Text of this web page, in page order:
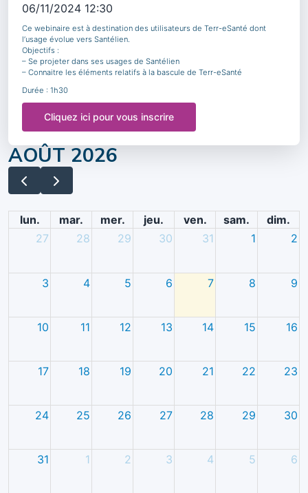
06/11/2024 12:30
Ce webinaire est à destination des utilisateurs de Terr-eSanté dont
l’usage évolue vers Santélien.
Objectifs :
– Se projeter dans ses usages de Santélien
– Connaitre les éléments relatifs à la bascule de Terr-eSanté
Durée : 1h30
Cliquez ici pour vous inscrire
AOÛT 2026
lun. mar. mer. jeu. ven. sam.
dim.
27
28 29 30 31 1 2
3 4 5 6 7 8 9
10 11 12 13 14 15 16
17 18 19 20 21 22 23
24 25 26 27 28 29 30
31 1 2 3 4 5 6